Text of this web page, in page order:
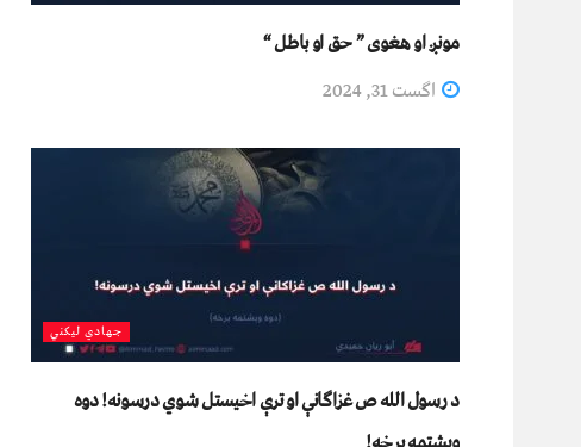
مونږ او هغوی ” حق او باطل “
اگست 31, 2024
جهادي لیکني
د رسول الله ص غزاګانې او ترې اخیستل شوي درسونه! دوه